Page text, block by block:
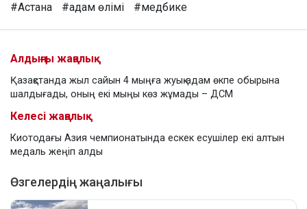
#Астана #адам өлімі #медбике
Алдыңғы жаңалық
Қазақстанда жыл сайын 4 мыңға жуық адам өкпе обырына
шалдығады, оның екі мыңы көз жұмады – ДСМ
Келесі жаңалық
Киотодағы Азия чемпионатында ескек есушілер екі алтын
медаль жеңіп алды